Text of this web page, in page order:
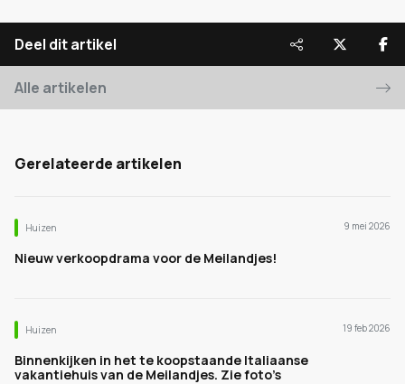
Deel dit artikel
Alle artikelen
Gerelateerde artikelen
Huizen 9 mei 2026
Nieuw verkoopdrama voor de Meilandjes!
Huizen 19 feb 2026
Binnenkijken in het te koopstaande Italiaanse
vakantiehuis van de Meilandjes. Zie foto’s